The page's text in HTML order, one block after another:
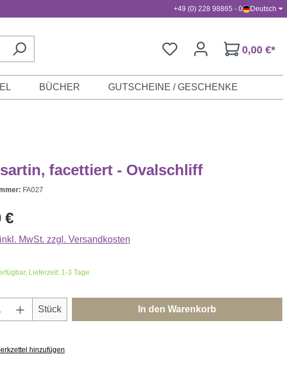
+49 (0) 228 98865 - 0 Deutsch
0,00 €*
BÜCHER GUTSCHEINE / GESCHENKE
facettiert - Ovalschliff
FA027
Preis:
€
MwSt. zzgl. Versandkosten
Lieferzeit: 1-3 Tage
Anzahl: Gib den gewünschten Wert ein
Stück In den Warenkorb
hinzufügen